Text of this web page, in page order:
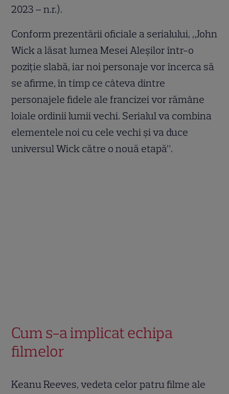
2023 – n.r.).
Conform prezentării oficiale a serialului, „John
Wick a lăsat lumea Mesei Aleșilor într-o
poziție slabă, iar noi personaje vor încerca să
se afirme, în timp ce câteva dintre
personajele fidele ale francizei vor rămâne
loiale ordinii lumii vechi. Serialul va combina
elementele noi cu cele vechi și va duce
universul Wick către o nouă etapă”.
Cum s-a implicat echipa
filmelor
Keanu Reeves, vedeta celor patru filme ale